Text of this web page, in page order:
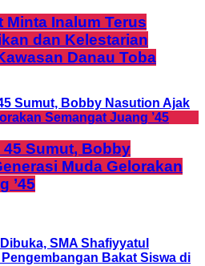
Minta Inalum Terus
dan Kelestarian
Danau Toba
45 Sumut, Bobby
Muda Gelorakan
’45